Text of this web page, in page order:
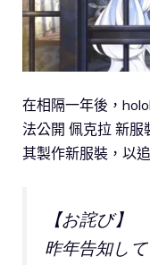
在相隔一年後，
法公開 佩克拉 新服
其製作新服裝，以
【お詫び】
昨年告知し